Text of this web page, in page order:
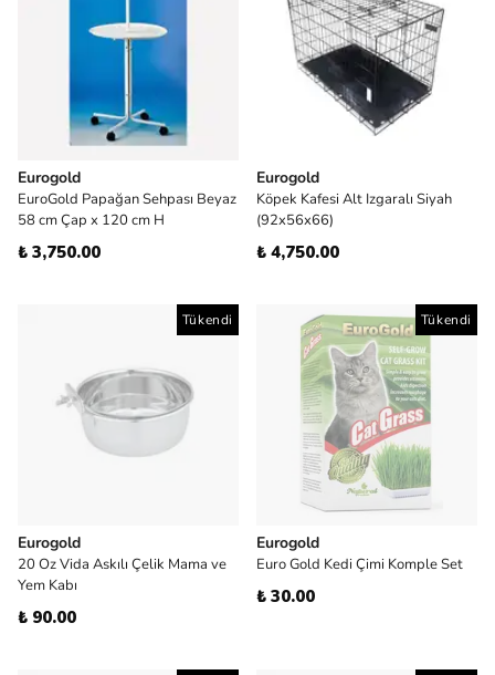
Eurogold
EuroGold Papağan Sehpası Beyaz
58 cm Çap x 120 cm H
₺ 3,750.00
Eurogold
Köpek Kafesi Alt Izgaralı Siyah
(92x56x66)
₺ 4,750.00
Tükendi
Eurogold
20 Oz Vida Askılı Çelik Mama ve
Yem Kabı
₺ 90.00
Tükendi
Eurogold
Euro Gold Kedi Çimi Komple Set
₺ 30.00